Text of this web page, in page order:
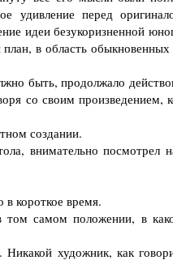
удивление перед
идеи безукоризненной
план, в область
быть, продолжало
со своим произведением,
создании.
внимательно посмотрел
короткое время.
самом положении, в
художник, как